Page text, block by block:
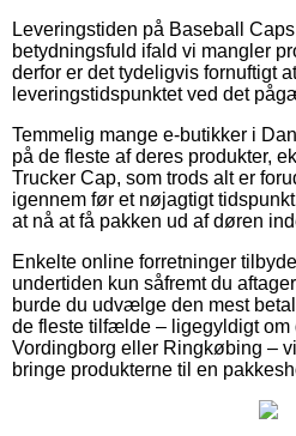
Leveringstiden på Baseball
betydningsfuld ifald vi mangler
derfor er det tydeligvis fornuftigt
leveringstidspunktet ved det
Temmelig mange e-butikker i
på de fleste af deres produkter,
Trucker Cap, som trods alt er
igennem før et nøjagtigt
at nå at få pakken ud af døren
Enkelte online forretninger
undertiden kun såfremt du
burde du udvælge den mest
de fleste tilfælde – ligegyldigt om
Vordingborg eller Ringkøbing –
bringe produkterne til en